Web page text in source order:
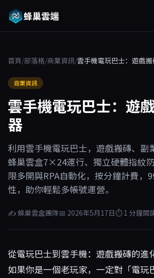
蜂巢雲端
首頁/部落格/商業資訊/雲手機電玩巴士：遊戲
商業資訊
雲手機電玩巴士：遊
器
利用雲手機電玩巴士，遊戲搬磚、副
蜂巢雲盒7×24運行、獨立硬體指紋
限多開與RPA自動化，按分鐘計費，
性，助你輕鬆多帳號運營。
✍ 蜂巢雲盒團隊📅 2026年5月17日⏱ 1 分鐘閱
從電玩巴士到雲手機：遊戲搬磚的進
如果你是一個老玩家，一定對「電玩